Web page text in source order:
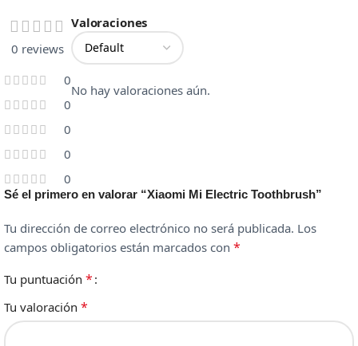
0 reviews
0
0
0
0
0
Valoraciones
No hay valoraciones aún.
Sé el primero en valorar “Xiaomi Mi Electric Toothbrush”
Tu dirección de correo electrónico no será publicada. Los
campos obligatorios están marcados con *
Tu puntuación *
Tu valoración *